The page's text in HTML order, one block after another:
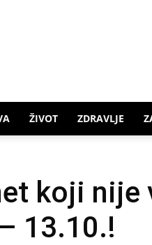
ŽIVOT ZDRAVLJE
koji
13.10.!